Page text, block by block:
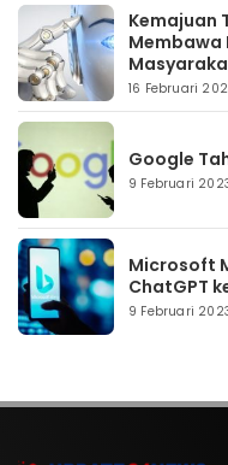
Kemajuan
Membawa
16 Februari
Google
9 Februari
Microsoft
ChatGPT
9 Februari